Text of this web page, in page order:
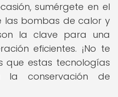
sumérgete en el
las bombas de calor y
la clave para una
eficientes. ¡No te
que estas tecnologías
conservación de